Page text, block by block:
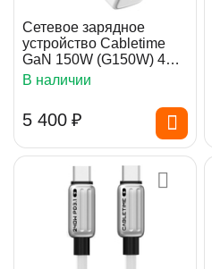
Сетевое зарядное
устройство Cabletime
GaN 150W (G150W) 4
Ports
В наличии
5 400 ₽